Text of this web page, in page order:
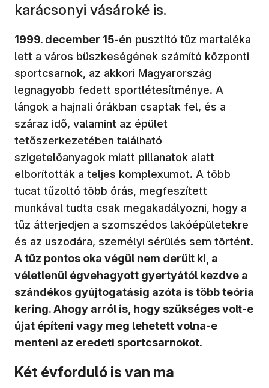
karácsonyi vásároké is.
1999. december 15-én pusztító tűz martaléka
lett a város büszkeségének számító központi
sportcsarnok, az akkori Magyarország
legnagyobb fedett sportlétesítménye. A
lángok a hajnali órákban csaptak fel, és a
száraz idő, valamint az épület
tetőszerkezetében található
szigetelőanyagok miatt pillanatok alatt
elborították a teljes komplexumot. A több
tucat tűzoltó több órás, megfeszített
munkával tudta csak megakadályozni, hogy a
tűz átterjedjen a szomszédos lakóépületekre
és az uszodára, személyi sérülés sem történt.
A tűz pontos oka végül nem derült ki, a
véletlenül égvehagyott gyertyától kezdve a
szándékos gyújtogatásig azóta is több teória
kering. Ahogy arról is, hogy szükséges volt-e
újat építeni vagy meg lehetett volna-e
menteni az eredeti sportcsarnokot.
Két évforduló is van ma